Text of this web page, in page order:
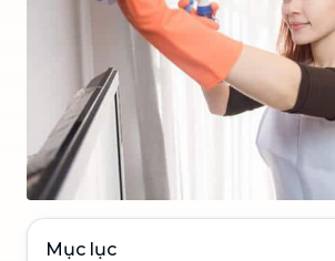
Mục lục